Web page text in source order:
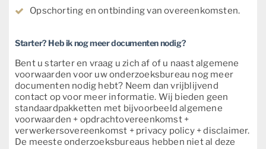
Opschorting en ontbinding van overeenkomsten.
Starter? Heb ik nog meer documenten nodig?
Bent u starter en vraag u zich af of u naast algemene
voorwaarden voor uw onderzoeksbureau nog meer
documenten nodig hebt? Neem dan vrijblijvend
contact op voor meer informatie. Wij bieden geen
standaardpakketten met bijvoorbeeld algemene
voorwaarden + opdrachtovereenkomst +
verwerkersovereenkomst + privacy policy + disclaimer.
De meeste onderzoeksbureaus hebben niet al deze